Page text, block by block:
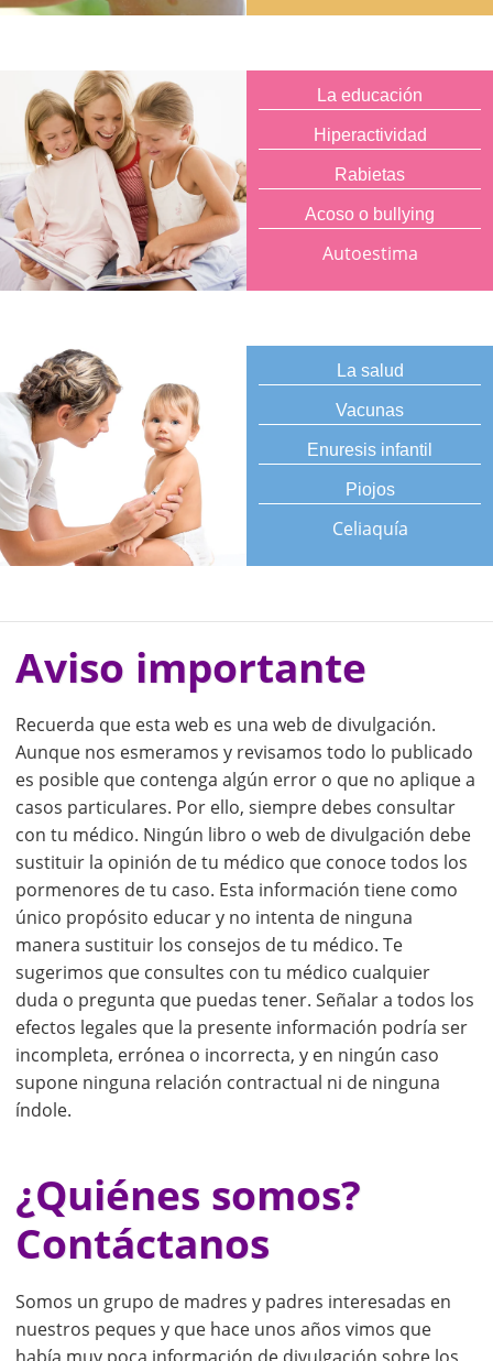
La educación
Hiperactividad
Rabietas
Acoso o bullying
Autoestima
La salud
Vacunas
Enuresis infantil
Piojos
Celiaquía
Aviso importante
Recuerda que esta web es una web de divulgación.
Aunque nos esmeramos y revisamos todo lo publicado
es posible que contenga algún error o que no aplique a
casos particulares. Por ello, siempre debes consultar
con tu médico. Ningún libro o web de divulgación debe
sustituir la opinión de tu médico que conoce todos los
pormenores de tu caso. Esta información tiene como
único propósito educar y no intenta de ninguna
manera sustituir los consejos de tu médico. Te
sugerimos que consultes con tu médico cualquier
duda o pregunta que puedas tener. Señalar a todos los
efectos legales que la presente información podría ser
incompleta, errónea o incorrecta, y en ningún caso
supone ninguna relación contractual ni de ninguna
índole.
¿Quiénes somos?
Contáctanos
Somos un grupo de madres y padres interesadas en
nuestros peques y que hace unos años vimos que